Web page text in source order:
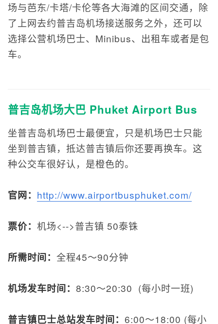
场与芭东/卡塔/卡伦等各大海滩的区间交通，除
了上网去约普吉岛机场接送服务之外，还可以
选择公营机场巴士、Minibus、出租车或者是包
车。
普吉岛机场大巴 Phuket Airport Bus
坐普吉岛机场巴士最便宜，只是机场巴士只能
坐到普吉镇，抵达普吉镇后你还要再换车。这
种公交车很好认，是橙色的。
官网： http://www.airportbusphuket.com/
票价： 机场<-->普吉镇 50泰铢
所需时间： 全程45～90分钟
机场发车时间： 8:30～20:30 (每小时一班)
普吉镇巴士总站发车时间： 6:00～18:00 (每小